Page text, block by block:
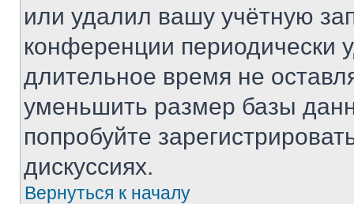
или удалил вашу учётную
конференции периодически
длительное время не
уменьшить размер базы
попробуйте
дискуссиях.
Вернуться к началу